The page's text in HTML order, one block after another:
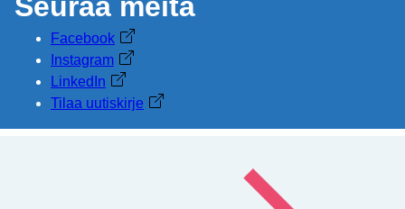
Facebook Avautuu uuteen välilehteen
Instagram Avautuu uuteen välilehteen
LinkedIn Avautuu uuteen välilehteen
Tilaa uutiskirje Avautuu uuteen välilehteen